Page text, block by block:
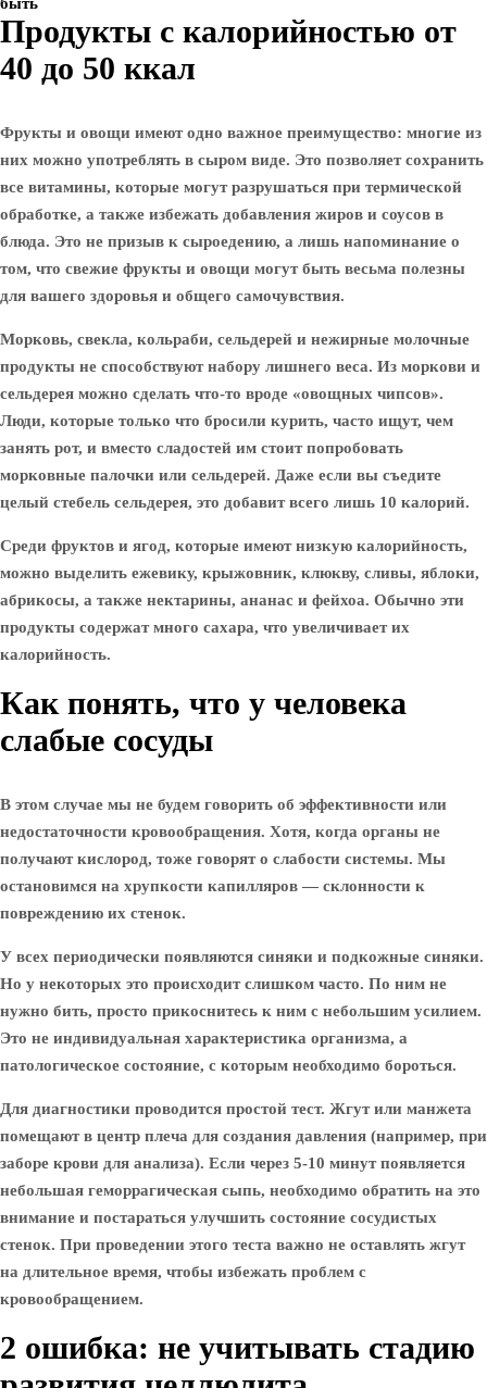
Продукты с калорийностью от
40 до 50 ккал
Фрукты и овощи имеют одно важное преимущество: многие из
них можно употреблять в сыром виде. Это позволяет сохранить
все витамины, которые могут разрушаться при термической
обработке, а также избежать добавления жиров и соусов в
блюда. Это не призыв к сыроедению, а лишь напоминание о
том, что свежие фрукты и овощи могут быть весьма полезны
для вашего здоровья и общего самочувствия.
Морковь, свекла, кольраби, сельдерей и нежирные молочные
продукты не способствуют набору лишнего веса. Из моркови и
сельдерея можно сделать что-то вроде «овощных чипсов».
Люди, которые только что бросили курить, часто ищут, чем
занять рот, и вместо сладостей им стоит попробовать
морковные палочки или сельдерей. Даже если вы съедите
целый стебель сельдерея, это добавит всего лишь 10 калорий.
Среди фруктов и ягод, которые имеют низкую калорийность,
можно выделить ежевику, крыжовник, клюкву, сливы, яблоки,
абрикосы, а также нектарины, ананас и фейхоа. Обычно эти
продукты содержат много сахара, что увеличивает их
калорийность.
Как понять, что у человека
слабые сосуды
В этом случае мы не будем говорить об эффективности или
недостаточности кровообращения. Хотя, когда органы не
получают кислород, тоже говорят о слабости системы. Мы
остановимся на хрупкости капилляров — склонности к
повреждению их стенок.
У всех периодически появляются синяки и подкожные синяки.
Но у некоторых это происходит слишком часто. По ним не
нужно бить, просто прикоснитесь к ним с небольшим усилием.
Это не индивидуальная характеристика организма, а
патологическое состояние, с которым необходимо бороться.
Для диагностики проводится простой тест. Жгут или манжета
помещают в центр плеча для создания давления (например, при
заборе крови для анализа). Если через 5-10 минут появляется
небольшая геморрагическая сыпь, необходимо обратить на это
внимание и постараться улучшить состояние сосудистых
стенок. При проведении этого теста важно не оставлять жгут
на длительное время, чтобы избежать проблем с
кровообращением.
2 ошибка: не учитывать стадию